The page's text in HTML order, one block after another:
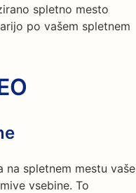
spletno mesto
po vašem spletnem
na spletnem mestu vaše
vsebine. To